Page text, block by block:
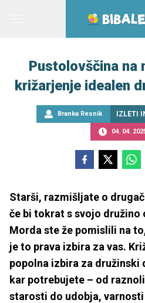
Pustolovščina na
križarjenje idealen
Branka Resnik IZLETI
04. 04.
Starši, razmišljate o
če bi tokrat s svojo družino
Morda ste že pomislili na
je to prava izbira za vas.
popolna izbira za družinski
kar potrebujete – od
starosti do udobja, varnosti